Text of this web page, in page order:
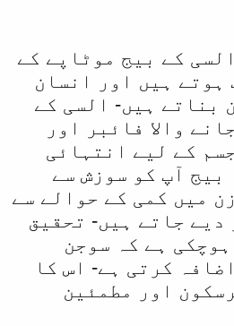
کے بیج موٹاپے کے
ہوتے ہیں اور انسان
بناتے ہیں- السی کے
والا فائبر اور
کے لیے انتہائی
بیج آپ کو سوزش سے
میں کمی کے حوالے سے
دیے جاتے ہیں- تحقیق
ہے کہ سوجن
کرتی ہے- اس کا
اور مطمئین